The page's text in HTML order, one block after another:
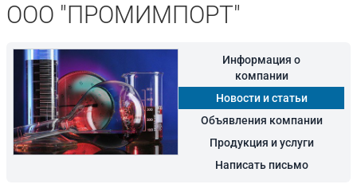
ООО "ПРОМИМПОРТ"
Информация о
компании
Новости и статьи
Объявления компании
Продукция и услуги
Написать письмо